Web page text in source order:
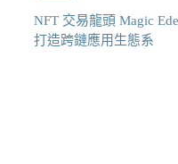
NFT 交易龍頭 Magic
打造跨鏈應用生態系